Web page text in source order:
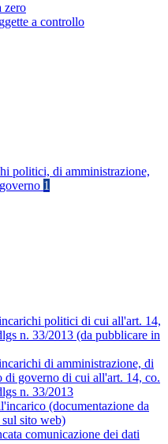
zero
a controllo
politici, di amministrazione,
1
politici di cui all'art. 14,
n. 33/2013 (da pubblicare in
di amministrazione, di
di governo di cui all'art. 14, co.
n. 33/2013
(documentazione da
sito web)
comunicazione dei dati